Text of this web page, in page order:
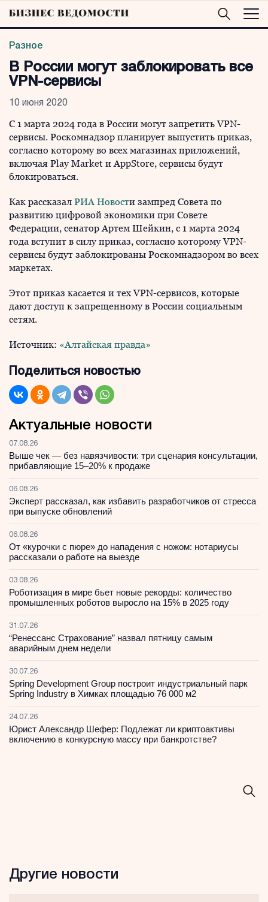
Разное
В России могут заблокировать все
VPN-сервисы
10 июня 2020
С 1 марта 2024 года в России могут запретить VPN-
сервисы. Роскомнадзор планирует выпустить приказ,
согласно которому во всех магазинах приложений,
включая Play Market и AppStore, сервисы будут
блокироваться.
Как рассказал РИА Новости зампред Совета по
развитию цифровой экономики при Совете
Федерации, сенатор Артем Шейкин, с 1 марта 2024
года вступит в силу приказ, согласно которому VPN-
сервисы будут заблокированы Роскомнадзором во всех
маркетах.
Этот приказ касается и тех VPN-сервисов, которые
дают доступ к запрещенному в России социальным
сетям.
Источник: «Алтайская правда»
Поделиться новостью
Актуальные новости
07.08.26
Выше чек — без навязчивости: три сценария консультации,
прибавляющие 15–20% к продаже
06.08.26
Эксперт рассказал, как избавить разработчиков от стресса
при выпуске обновлений
06.08.26
От «курочки с пюре» до нападения с ножом: нотариусы
рассказали о работе на выезде
03.08.26
Роботизация в мире бьет новые рекорды: количество
промышленных роботов выросло на 15% в 2025 году
31.07.26
“Ренессанс Страхование” назвал пятницу самым
аварийным днем недели
30.07.26
Spring Development Group построит индустриальный парк
Spring Industry в Химках площадью 76 000 м2
24.07.26
Юрист Александр Шефер: Подлежат ли криптоактивы
включению в конкурсную массу при банкротстве?
Другие новости